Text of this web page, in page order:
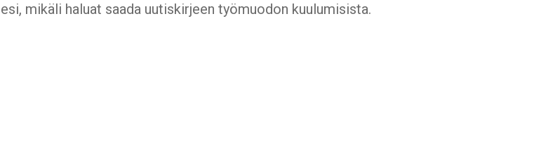
mikäli haluat saada uutiskirjeen työmuodon kuulumisista.